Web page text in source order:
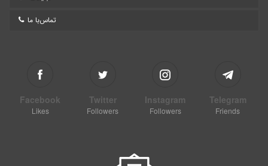
تماس‌با ما
Facebook
Likes
Twitter
Followers
Instagram
Followers
Telegram
Friends